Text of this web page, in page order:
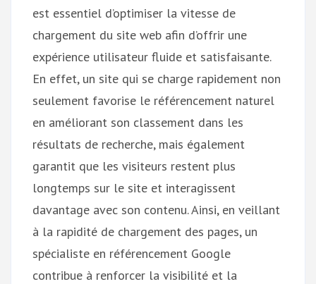
est essentiel d’optimiser la vitesse de
chargement du site web afin d’offrir une
expérience utilisateur fluide et satisfaisante.
En effet, un site qui se charge rapidement non
seulement favorise le référencement naturel
en améliorant son classement dans les
résultats de recherche, mais également
garantit que les visiteurs restent plus
longtemps sur le site et interagissent
davantage avec son contenu. Ainsi, en veillant
à la rapidité de chargement des pages, un
spécialiste en référencement Google
contribue à renforcer la visibilité et la